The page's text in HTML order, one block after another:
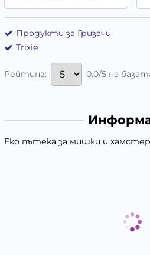
Продукти за Гризачи
Trixie
Рейтинг: 0.0/5 на
Еко пътека за мишки и